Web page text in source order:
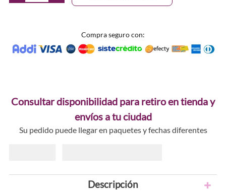
Compra seguro con:
Consultar disponibilidad para retiro en tienda y
envíos a tu ciudad
Su pedido puede llegar en paquetes y fechas diferentes
Descripción